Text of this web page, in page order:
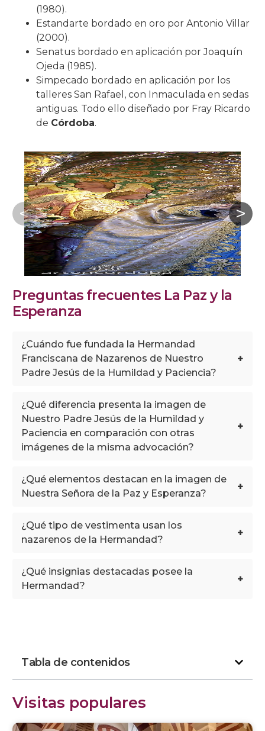
(1980).
Estandarte bordado en oro por Antonio Villar
(2000).
Senatus bordado en aplicación por Joaquín
Ojeda (1985).
Simpecado bordado en aplicación por los
talleres San Rafael, con Inmaculada en sedas
antiguas. Todo ello diseñado por Fray Ricardo
de Córdoba.
Preguntas frecuentes La Paz y la
Esperanza
¿Cuándo fue fundada la Hermandad
Franciscana de Nazarenos de Nuestro
Padre Jesús de la Humildad y Paciencia?
+
¿Qué diferencia presenta la imagen de
Nuestro Padre Jesús de la Humildad y
Paciencia en comparación con otras
imágenes de la misma advocación?
+
¿Qué elementos destacan en la imagen de
Nuestra Señora de la Paz y Esperanza?
+
¿Qué tipo de vestimenta usan los
nazarenos de la Hermandad?
+
¿Qué insignias destacadas posee la
Hermandad?
+
Tabla de contenidos
Visitas populares